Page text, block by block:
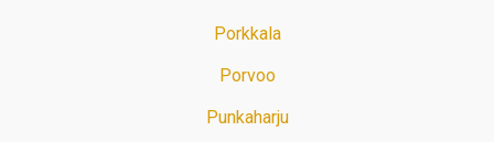
Porkkala
Porvoo
Punkaharju